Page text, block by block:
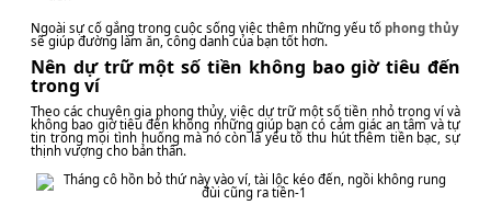
Ngoài sự cố gắng trong cuộc sống việc thêm những yếu tố phong thủy
sẽ giúp đường làm ăn, công danh của bạn tốt hơn.
Nên dự trữ một số tiền không bao giờ tiêu đến
trong ví
Theo các chuyên gia phong thủy, việc dự trữ một số tiền nhỏ trong ví và
không bao giờ tiêu đến không những giúp bạn có cảm giác an tâm và tự
tin trong mọi tình huống mà nó còn là yếu tố thu hút thêm tiền bạc, sự
thịnh vượng cho bản thân.